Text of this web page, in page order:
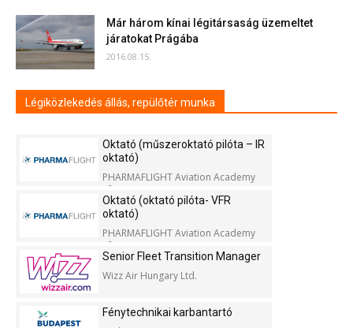
Már három kínai légitársaság üzemeltet
járatokat Prágába
2016.08.15.
Légiközlekedés állás, repülőtér munka
Oktató (műszeroktató pilóta – IR
oktató)
PHARMAFLIGHT Aviation Academy
Kft.
Oktató (oktató pilóta- VFR
oktató)
PHARMAFLIGHT Aviation Academy
Kft.
Senior Fleet Transition Manager
Wizz Air Hungary Ltd.
Fénytechnikai karbantartó